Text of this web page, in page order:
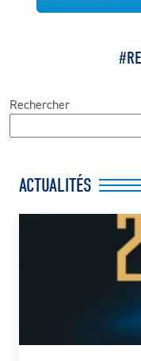
Rechercher
ACTUALITÉS